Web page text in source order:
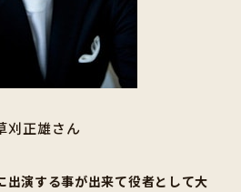
刈正雄さん
出演する事が出来て役者として大